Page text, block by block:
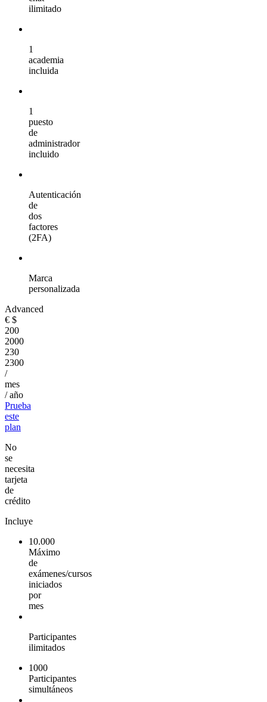
ilimitado
1
academia
incluida
1
puesto
de
administrador
incluido
Autenticación
de
dos
factores
(2FA)
Marca
personalizada
Advanced
€ $
200
2000
230
2300
/
mes
/ año
Prueba
este
plan
No
se
necesita
tarjeta
de
crédito
Incluye
10.000
Máximo
de
exámenes/cursos
iniciados
por
mes
Participantes
ilimitados
1000
Participantes
simultáneos